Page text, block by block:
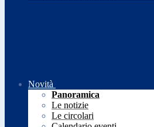
Novità
Panoramica
Le notizie
Le circolari